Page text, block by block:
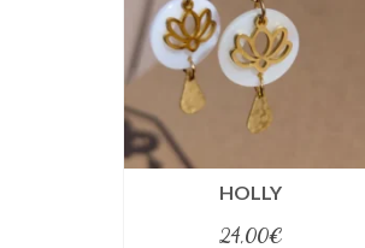
ancien
HOLLY
24,00€